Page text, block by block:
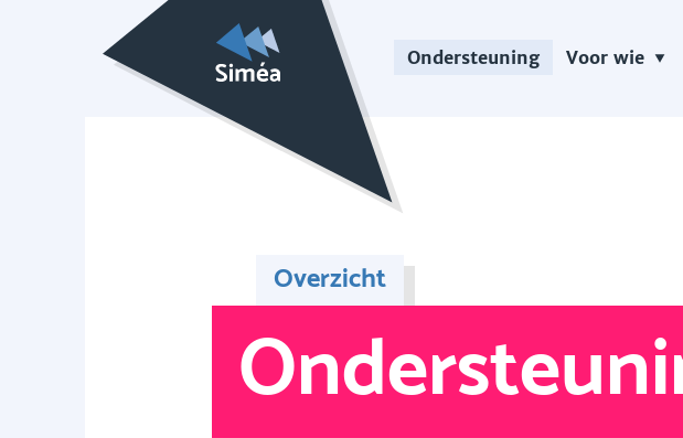
Ondersteuning Voor wie
Overzicht